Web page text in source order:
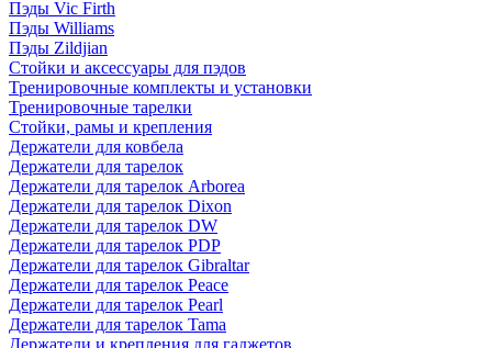
Пэды Vic Firth
Пэды Williams
Пэды Zildjian
Стойки и аксессуары для пэдов
Тренировочные комплекты и установки
Тренировочные тарелки
Стойки, рамы и крепления
Держатели для ковбела
Держатели для тарелок
Держатели для тарелок Arborea
Держатели для тарелок Dixon
Держатели для тарелок DW
Держатели для тарелок PDP
Держатели для тарелок Gibraltar
Держатели для тарелок Peace
Держатели для тарелок Pearl
Держатели для тарелок Tama
Держатели и крепления для гаджетов